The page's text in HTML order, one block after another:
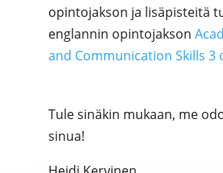
opintojakson ja lisäpisteitä
englannin opintojakson
and Communication Skills 3
Tule sinäkin mukaan, me
sinua!